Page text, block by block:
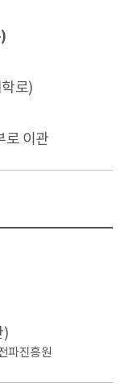
로)
로 이관
)
파진흥원